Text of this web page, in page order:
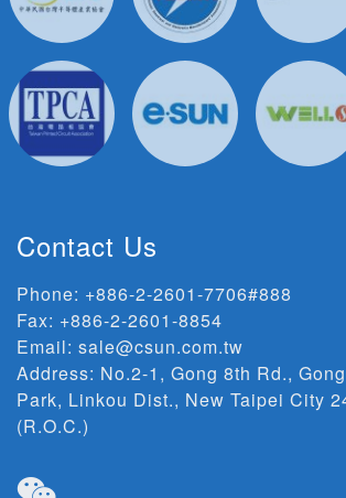
Contact Us
Phone: +886-2-2601-7706#888
Fax: +886-2-2601-8854
Email: sale@csun.com.tw
Address: No.2-1, Gong 8th Rd.,
Park, Linkou Dist., New Taipei City
(R.O.C.)